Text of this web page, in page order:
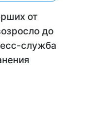
от
до
служба